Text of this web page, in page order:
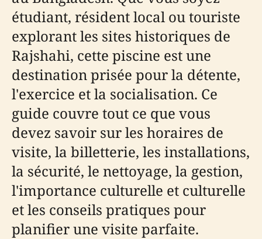
étudiant, résident local ou touriste
explorant les sites historiques de
Rajshahi, cette piscine est une
destination prisée pour la détente,
l'exercice et la socialisation. Ce
guide couvre tout ce que vous
devez savoir sur les horaires de
visite, la billetterie, les installations,
la sécurité, le nettoyage, la gestion,
l'importance culturelle et culturelle
et les conseils pratiques pour
planifier une visite parfaite.